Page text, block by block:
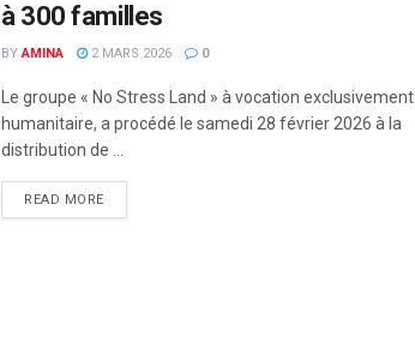
à 300 familles
BY AMINA 2 MARS 2026 0
Le groupe « No Stress Land » à vocation exclusivement
humanitaire, a procédé le samedi 28 février 2026 à la
distribution de ...
READ MORE